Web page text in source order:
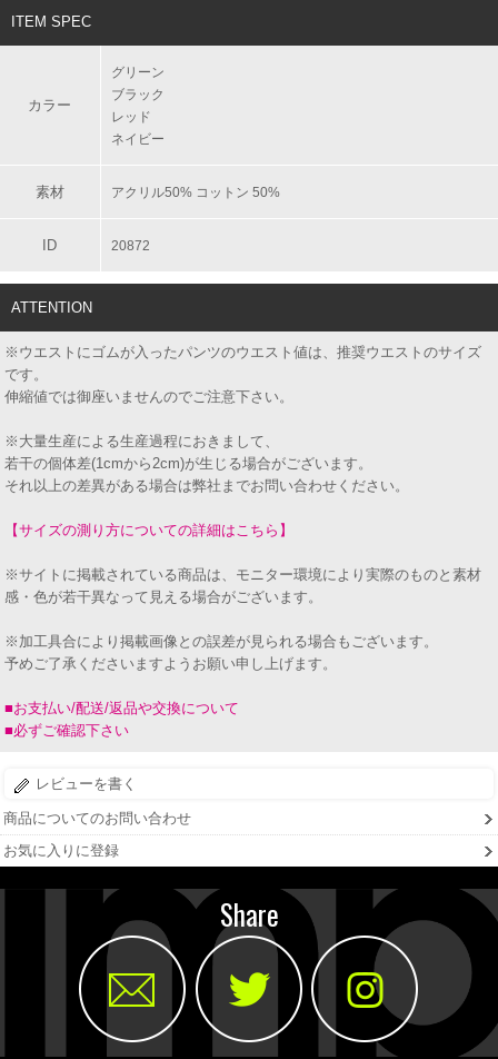
ITEM SPEC
カラー
グリーン
ブラック
レッド
ネイビー
素材 アクリル50% コットン 50%
ID 20872
ATTENTION
※ウエストにゴムが入ったパンツのウエスト値は、推奨ウエストのサイズ
です。
伸縮値では御座いませんのでご注意下さい。
※大量生産による生産過程におきまして、
若干の個体差(1cmから2cm)が生じる場合がございます。
それ以上の差異がある場合は弊社までお問い合わせください。
【サイズの測り方についての詳細はこちら】
※サイトに掲載されている商品は、モニター環境により実際のものと素材
感・色が若干異なって見える場合がございます。
※加工具合により掲載画像との誤差が見られる場合もございます。
予めご了承くださいますようお願い申し上げます。
■お支払い/配送/返品や交換について
■必ずご確認下さい
レビューを書く
商品についてのお問い合わせ
お気に入りに登録
Share